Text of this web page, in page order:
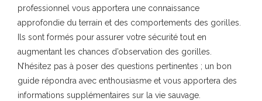
professionnel vous apportera une connaissance
approfondie du terrain et des comportements des gorilles.
Ils sont formés pour assurer votre sécurité tout en
augmentant les chances d’observation des gorilles.
N’hésitez pas à poser des questions pertinentes ; un bon
guide répondra avec enthousiasme et vous apportera des
informations supplémentaires sur la vie sauvage.